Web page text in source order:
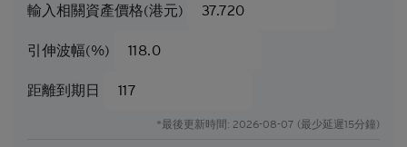
測或估計構成資料登載當日的判斷，不能保證日後的
閣下應當慎防實際業績可能會與任何前瞻性陳述所載
遵守基本上市文件（包括其任何增編）所載牛熊證條
輸入相關資產價格(港元)
引伸波幅(%)
距離到期日
*最後更新時間: 2026-08-07 (最少延遲15分鐘)